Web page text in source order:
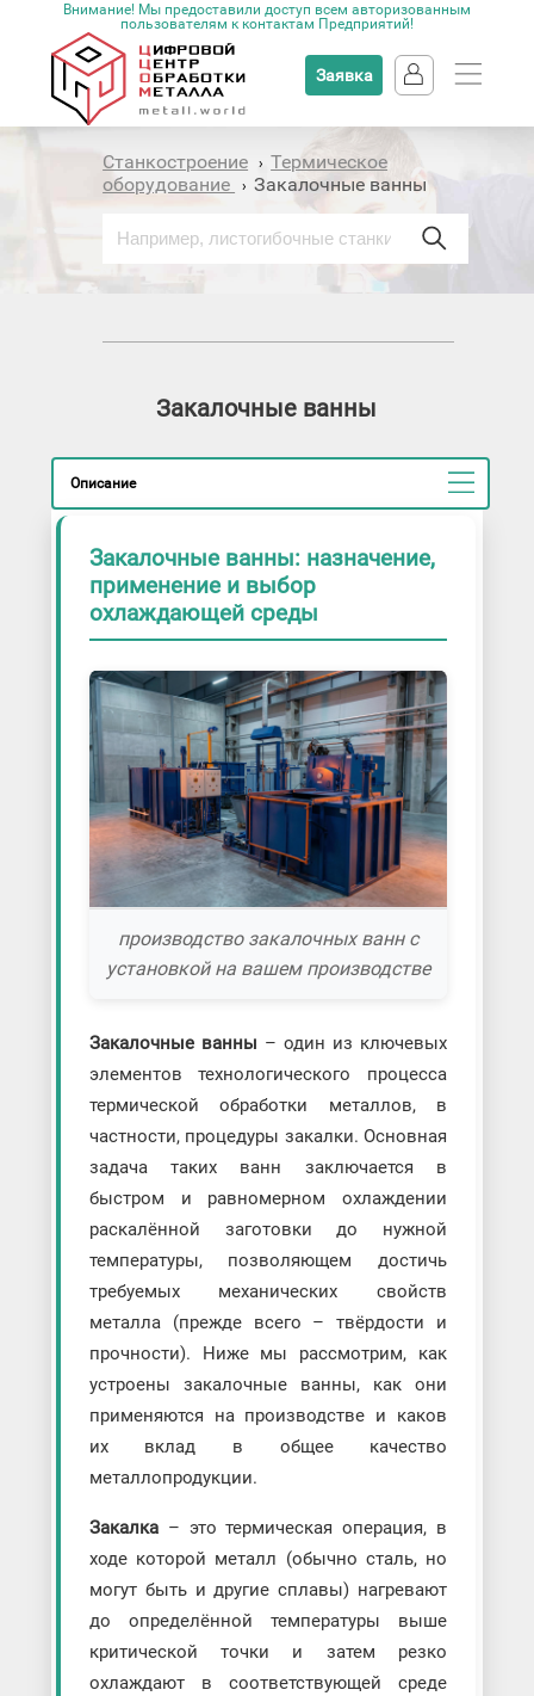
Внимание! Мы предоставили доступ всем авторизованным
пользователям к контактам Предприятий!
Заявка
Станкостроение › Термическое
оборудование
›Закалочные ванны
Закалочные ванны
Описание
Закалочные ванны: назначение,
применение и выбор
охлаждающей среды
производство закалочных ванн с
установкой на вашем производстве
Закалочные ванны – один из ключевых
элементов технологического процесса
термической обработки металлов, в
частности, процедуры закалки. Основная
задача таких ванн заключается в
быстром и равномерном охлаждении
раскалённой заготовки до нужной
температуры, позволяющем достичь
требуемых механических свойств
металла (прежде всего – твёрдости и
прочности). Ниже мы рассмотрим, как
устроены закалочные ванны, как они
применяются на производстве и каков
их вклад в общее качество
металлопродукции.
Закалка – это термическая операция, в
ходе которой металл (обычно сталь, но
могут быть и другие сплавы) нагревают
до определённой температуры выше
критической точки и затем резко
охлаждают в соответствующей среде